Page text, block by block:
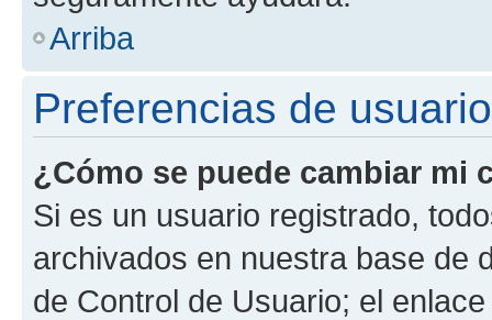
Arriba
Preferencias de
¿Cómo se puede cambiar mi
Si es un usuario registrado,
archivados en nuestra base de
de Control de Usuario; el